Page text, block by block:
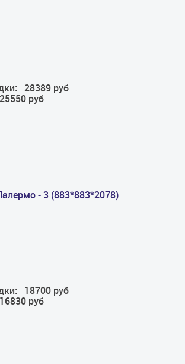
28389 руб
25550 руб
- 3 (883*883*2078)
18700 руб
16830 руб